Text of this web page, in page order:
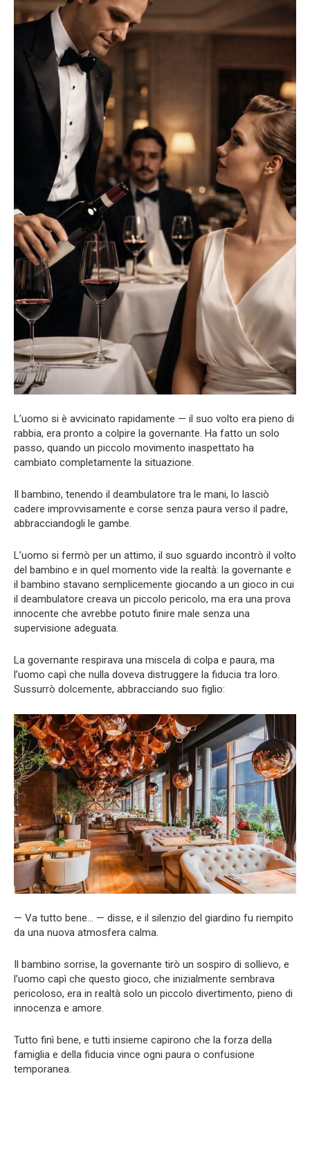
L’uomo si è avvicinato rapidamente — il suo volto era pieno di
rabbia, era pronto a colpire la governante. Ha fatto un solo
passo, quando un piccolo movimento inaspettato ha
cambiato completamente la situazione.
Il bambino, tenendo il deambulatore tra le mani, lo lasciò
cadere improvvisamente e corse senza paura verso il padre,
abbracciandogli le gambe.
L’uomo si fermò per un attimo, il suo sguardo incontrò il volto
del bambino e in quel momento vide la realtà: la governante e
il bambino stavano semplicemente giocando a un gioco in cui
il deambulatore creava un piccolo pericolo, ma era una prova
innocente che avrebbe potuto finire male senza una
supervisione adeguata.
La governante respirava una miscela di colpa e paura, ma
l’uomo capì che nulla doveva distruggere la fiducia tra loro.
Sussurrò dolcemente, abbracciando suo figlio:
— Va tutto bene… — disse, e il silenzio del giardino fu riempito
da una nuova atmosfera calma.
Il bambino sorrise, la governante tirò un sospiro di sollievo, e
l’uomo capì che questo gioco, che inizialmente sembrava
pericoloso, era in realtà solo un piccolo divertimento, pieno di
innocenza e amore.
Tutto finì bene, e tutti insieme capirono che la forza della
famiglia e della fiducia vince ogni paura o confusione
temporanea.